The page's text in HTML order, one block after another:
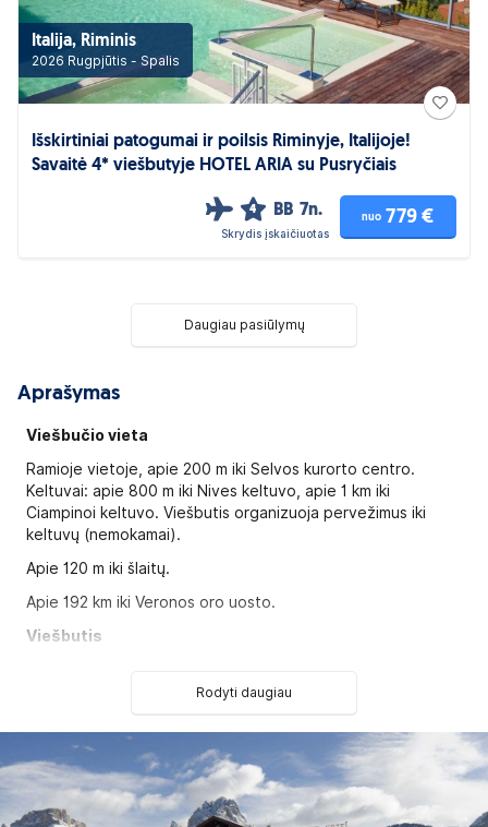
Italija, Riminis
2026 Rugpjūtis - Spalis
Išskirtiniai patogumai ir poilsis Riminyje, Italijoje!
Savaitė 4* viešbutyje HOTEL ARIA su Pusryčiais
4 BB 7n.
Skrydis įskaičiuotas
nuo 779 €
Daugiau pasiūlymų
Aprašymas
Viešbučio vieta
Ramioje vietoje, apie 200 m iki Selvos kurorto centro.
Keltuvai: apie 800 m iki Nives keltuvo, apie 1 km iki
Ciampinoi keltuvo. Viešbutis organizuoja pervežimus iki
keltuvų (nemokamai).
Apie 120 m iki šlaitų.
Apie 192 km iki Veronos oro uosto.
Viešbutis
Viešbutį sudaro vienas 3-jų aukštų pastatas. Viso yra 30
DBL Classic tipo numeriai: (25-28 m2, 2 asm., langai į
pietus arba vakarus, balkonas);
DBL Comfort tipo numeriai(29-35 m2, 2 asm., langai į
Rodyti daugiau